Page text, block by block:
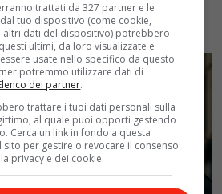
trattati da 327 partner e le
tuo dispositivo (come cookie,
altri dati del dispositivo) potrebbero
ultimi, da loro visualizzate e
usate nello specifico da questo
potremmo utilizzare dati di
dei partner.
trattare i tuoi dati personali sulla
al quale puoi opporti gestendo
Cerca un link in fondo a questa
sito per gestire o revocare il consenso
privacy e dei cookie.